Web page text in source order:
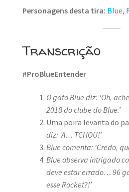
Personagens desta tira: Blue,
Transcrição
#ProBlueEntender
O gato Blue diz: ‘Oh,
2018 do clube do Blue.’
Uma poira levanta do
diz: ‘A… TCHOU!’
Blue comenta: ‘Credo,
Blue observa intrigado
deve estar errado… 96
esse Rocket?!’